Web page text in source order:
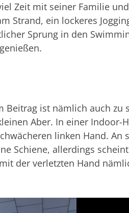
Zeit mit seiner Familie
Strand, ein lockeres
Sprung in den
Beitrag ist nämlich auch zu
Aber. In einer Indoor-
linken Hand. An
Schiene, allerdings
der verletzten Hand